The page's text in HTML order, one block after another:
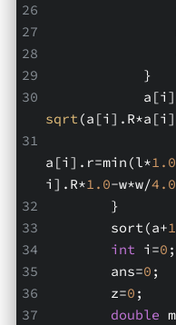
            }
sqrt
a[i].r=min(l*1.0
i].R*1.0-w*w/4.0
        }
        sort(a+
1
int i=0 ;
        ans=
0 ;
        z=
0 ;
double